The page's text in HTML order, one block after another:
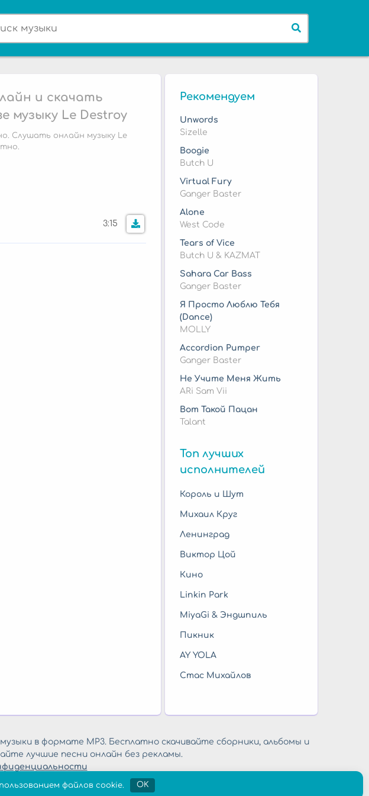
и скачать
музыку Le Destroy
Слушать онлайн музыку Le
3:15
Рекомендуем
Unwords
Sizelle
Boogie
Butch U
Virtual Fury
Ganger Baster
Alone
West Code
Tears of Vice
Butch U & KAZMAT
Sahara Car Bass
Ganger Baster
Я Просто Люблю Тебя
(Dance)
MOLLY
Accordion Pumper
Ganger Baster
Не Учите Меня Жить
ARi Sam Vii
Вот Такой Пацан
Talant
Топ лучших
исполнителей
Король и Шут
Михаил Круг
Ленинград
Виктор Цой
Кино
Linkin Park
MiyaGi & Эндшпиль
Пикник
AY YOLA
Стас Михайлов
в формате MP3. Бесплатно скачивайте сборники, альбомы и
лучшие песни онлайн без рекламы.
файлов cookie. OK